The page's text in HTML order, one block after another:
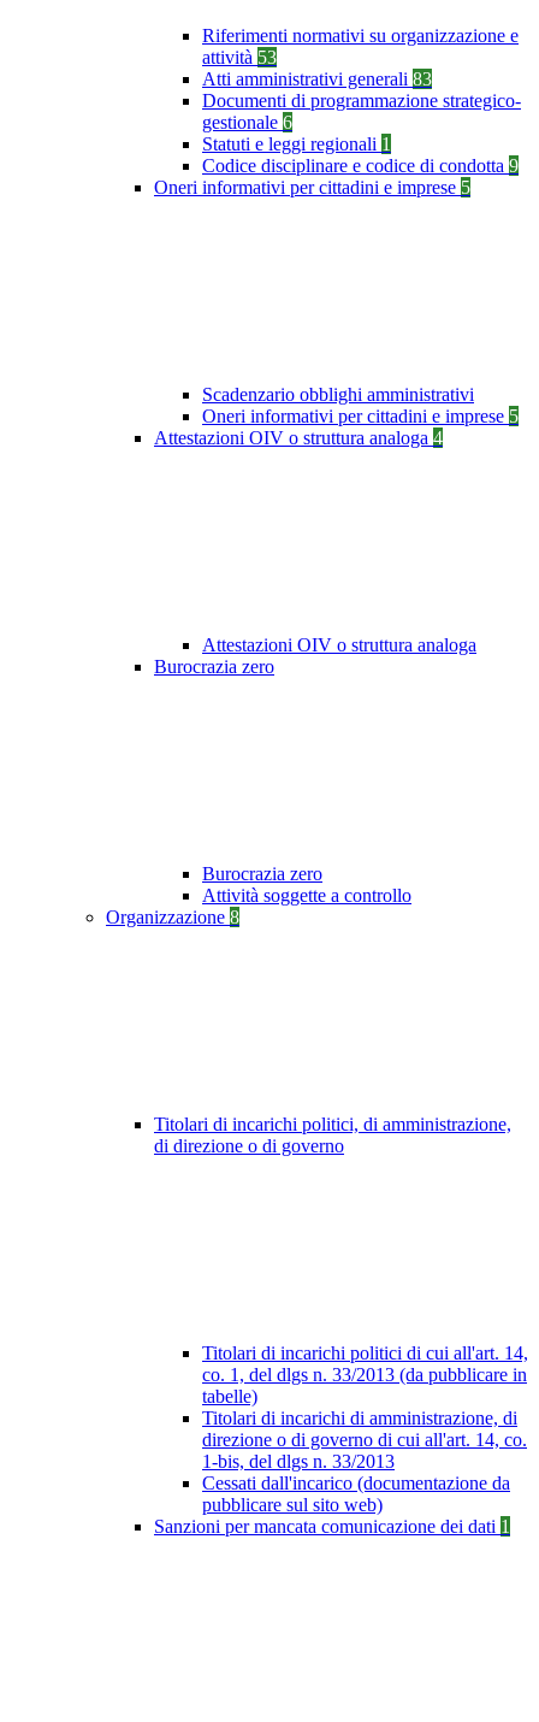
Riferimenti normativi su organizzazione e
attività 53
Atti amministrativi generali 83
Documenti di programmazione strategico-
gestionale 6
Statuti e leggi regionali 1
Codice disciplinare e codice di condotta 9
Oneri informativi per cittadini e imprese 5
Scadenzario obblighi amministrativi
Oneri informativi per cittadini e imprese 5
Attestazioni OIV o struttura analoga 4
Attestazioni OIV o struttura analoga
Burocrazia zero
Burocrazia zero
Attività soggette a controllo
Organizzazione 8
Titolari di incarichi politici, di amministrazione,
di direzione o di governo
Titolari di incarichi politici di cui all'art. 14,
co. 1, del dlgs n. 33/2013 (da pubblicare in
tabelle)
Titolari di incarichi di amministrazione, di
direzione o di governo di cui all'art. 14, co.
1-bis, del dlgs n. 33/2013
Cessati dall'incarico (documentazione da
pubblicare sul sito web)
Sanzioni per mancata comunicazione dei dati 1